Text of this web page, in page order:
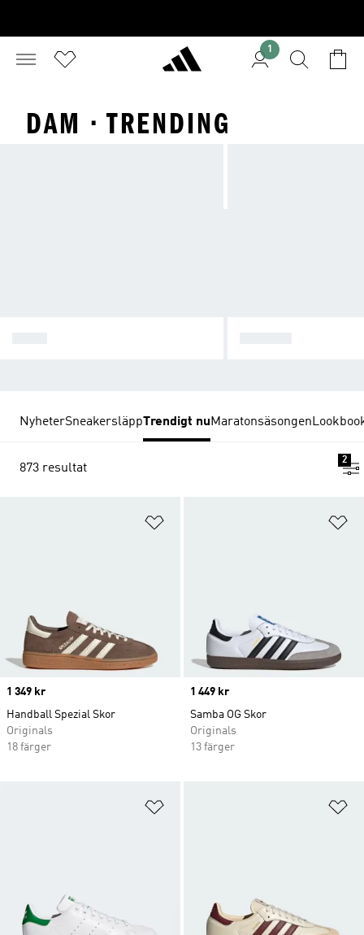
1
DAM · TRENDING
NyheterSneakersläppTrendigt nuMaratonsäsongen
873 resultat
2
Price
1 349 kr
Handball Spezial Skor
Originals
18 färger
Price
1 449 kr
Samba OG Skor
Originals
13 färger